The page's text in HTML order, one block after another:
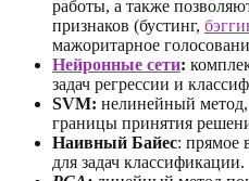
работы, а также
признаков (бустинг,
мажоритарное
Нейронные сети:
задач регрессии и
SVM: нелинейный метод,
границы принятия
Наивный Байес: прямое
для задач классификации.